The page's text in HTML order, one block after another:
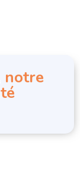
notre